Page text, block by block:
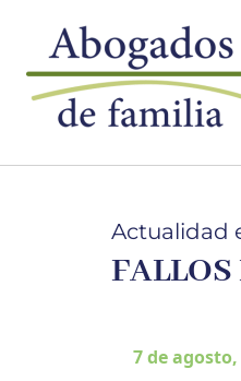
Actualidad
7 de agosto,